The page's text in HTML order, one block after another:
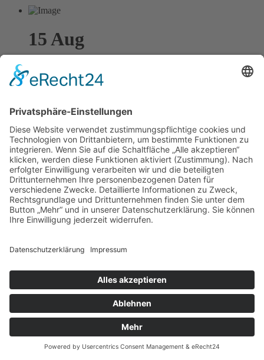
15 Aug
Elena Rud
Theatron Olympiapark München
Get a Ticket
15Aug
Dark Night
15 August, 2026, 21 - 4 Uhr
Crash (Ainmillerstr. 10)
15Aug
Carl Gari